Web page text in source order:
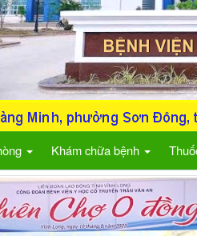
Khám chữa bệnh